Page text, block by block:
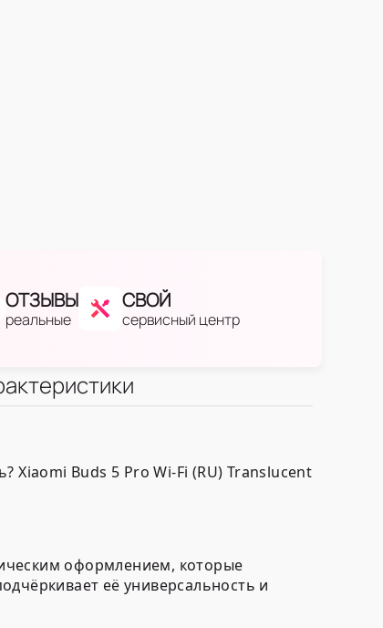
ОТЗЫВЫ
реальные
СВОЙ
сервисный центр
Buds 5 Pro Wi-Fi (RU) Translucent
оформлением, которые
её универсальность и